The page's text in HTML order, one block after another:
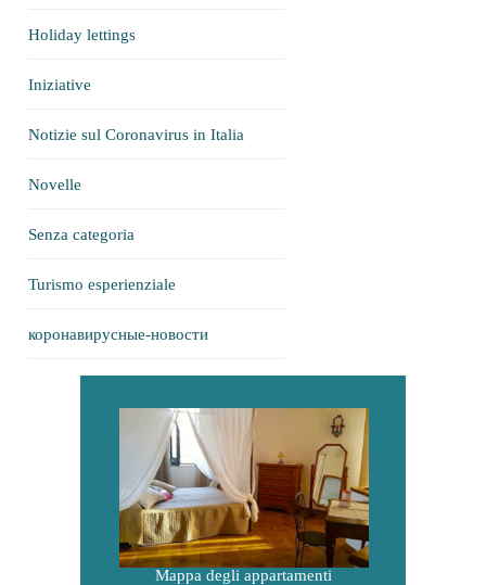
Holiday lettings
Iniziative
Notizie sul Coronavirus in Italia
Novelle
Senza categoria
Turismo esperienziale
коронавирусные-новости
Mappa degli appartamenti